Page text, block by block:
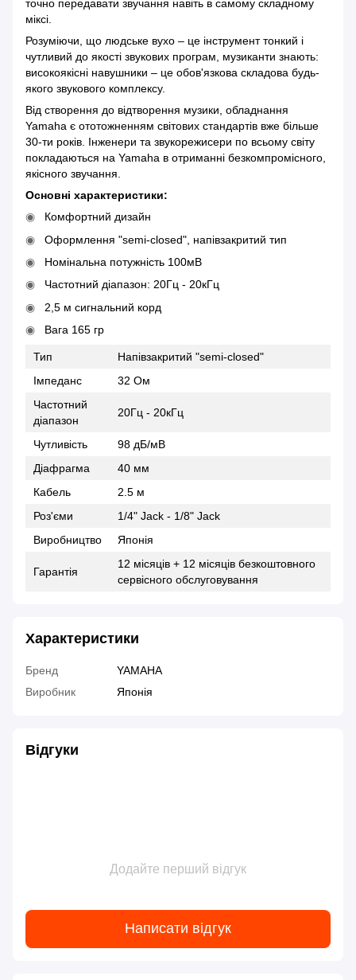
точно передавати звучання навіть в самому складному
міксі.
Розуміючи, що людське вухо – це інструмент тонкий і
чутливий до якості звукових програм, музиканти знають:
високоякісні навушники – це обов'язкова складова будь-
якого звукового комплексу.
Від створення до відтворення музики, обладнання
Yamaha є ототожненням світових стандартів вже більше
30-ти років. Інженери та звукорежисери по всьому світу
покладаються на Yamaha в отриманні безкомпромісного,
якісного звучання.
Основні характеристики:
Комфортний дизайн
Оформлення "semi-closed", напівзакритий тип
Номінальна потужність 100мВ
Частотний діапазон: 20Гц - 20кГц
2,5 м сигнальний корд
Вага 165 гр
Тип
Напівзакритий "semi-closed"
Імпеданс
32 Ом
Частотний
діапазон
20Гц - 20кГц
Чутливість
98 дБ/мВ
Діафрагма
40 мм
Кабель
2.5 м
Роз'єми
1/4" Jack - 1/8" Jack
Виробництво
Японія
Гарантія
12 місяців + 12 місяців безкоштовного
сервісного обслуговування
Характеристики
Бренд
YAMAHA
Виробник
Японія
Відгуки
Додайте перший відгук
Написати відгук